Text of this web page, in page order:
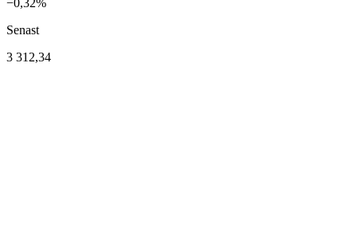
−0,32%
Senast
3 312,34